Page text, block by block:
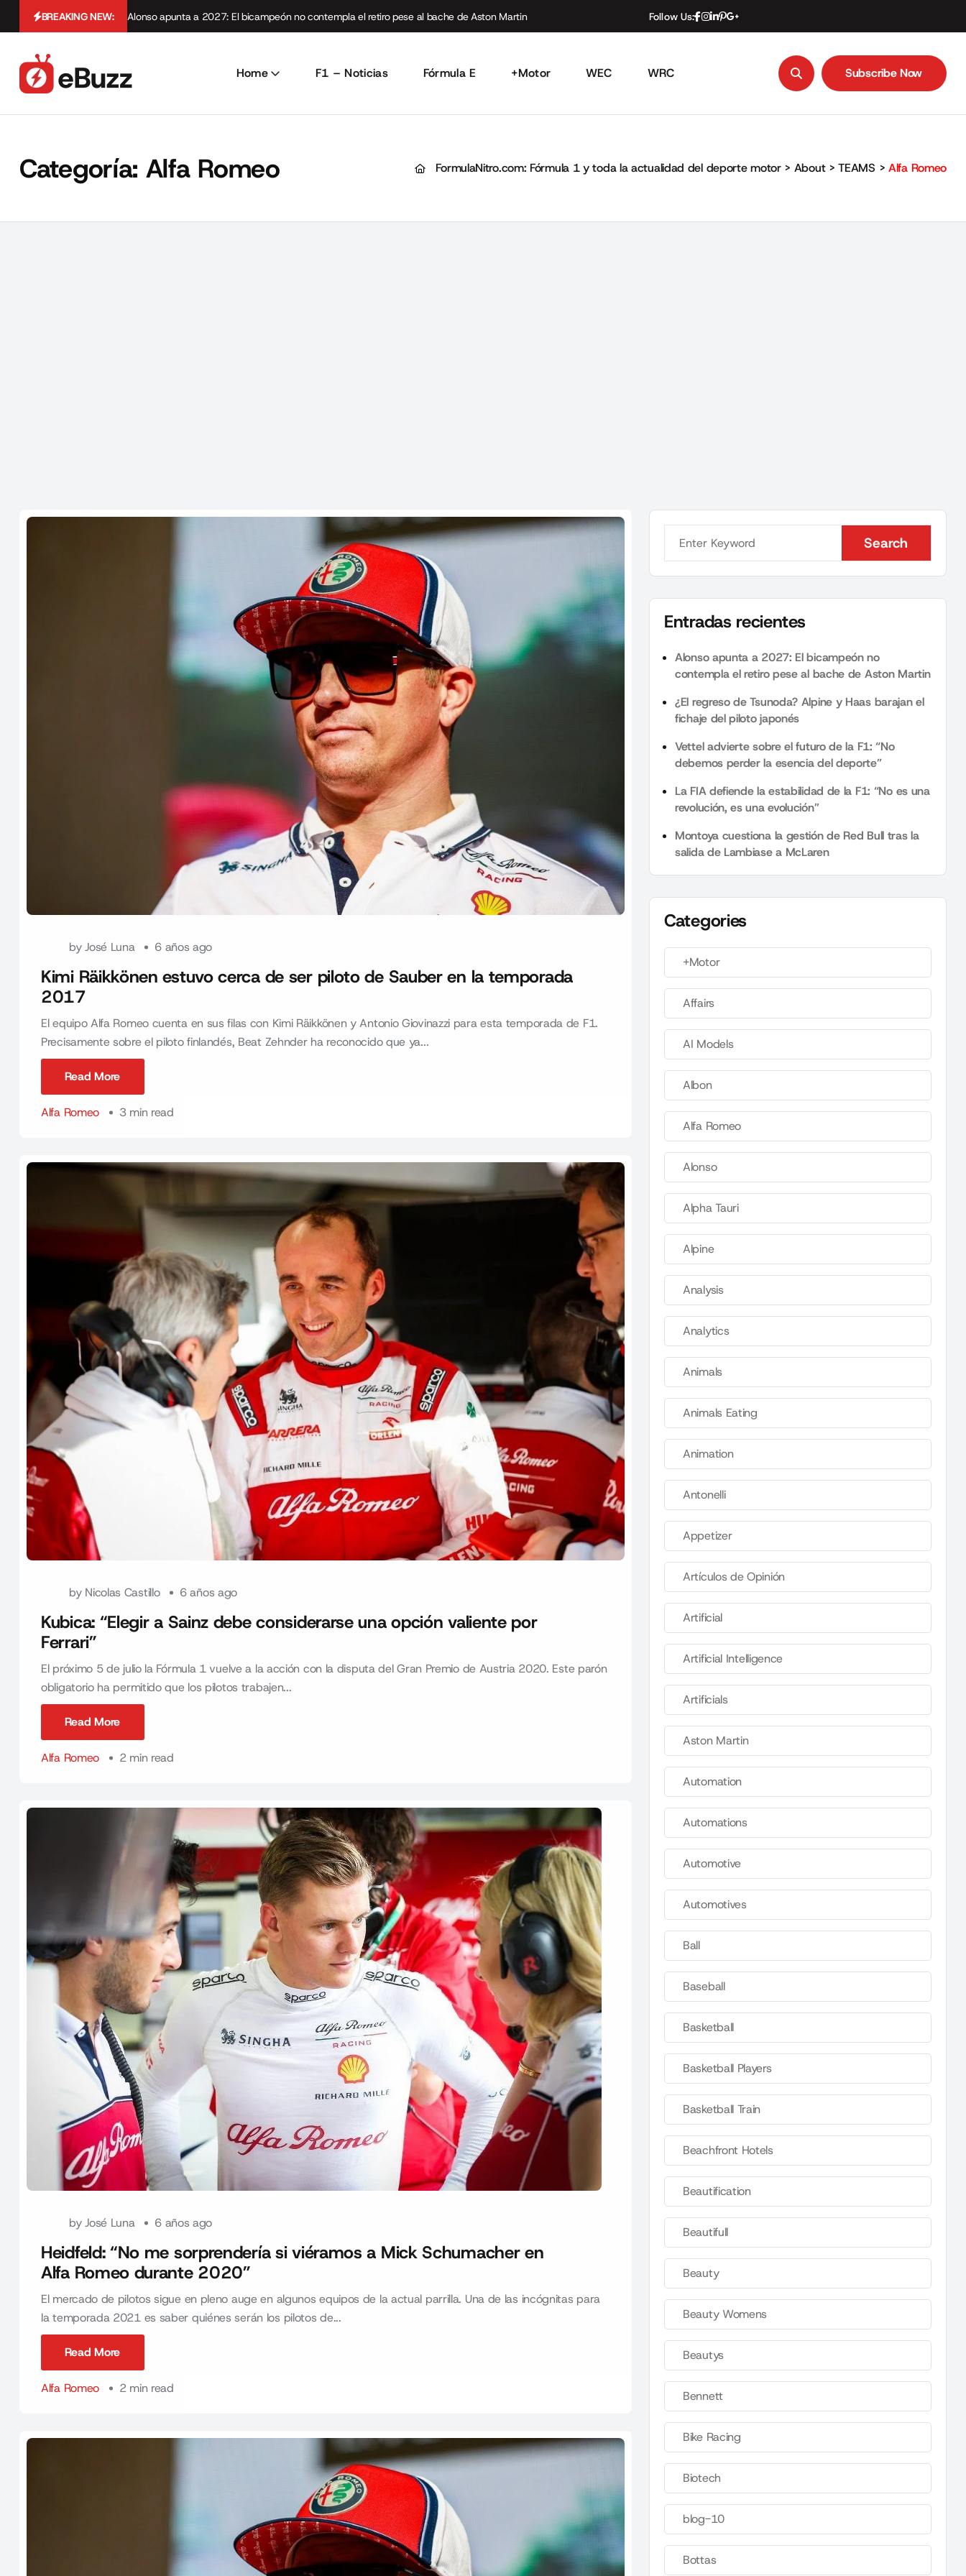
BREAKING NEW: Alonso apunta a 2027: El bicampeón no contempla el retiro pese al bache de Aston Martin Follow Us:
Home F1 – Noticias Fórmula E +Motor WEC WRC Subscribe Now
Categoría: Alfa Romeo FormulaNitro.com: Fórmula 1 y toda la actualidad del deporte motor> About>TEAMS > Alfa Romeo
byJosé Luna 6 años ago
Kimi Räikkönen estuvo cerca de ser piloto de Sauber en la temporada
2017
El equipo Alfa Romeo cuenta en sus filas con Kimi Räikkönen y Antonio Giovinazzi para esta temporada de F1.
Precisamente sobre el piloto finlandés, Beat Zehnder ha reconocido que ya...
Read More
Alfa Romeo
3 min read
by Nicolas Castillo 6 años ago
Kubica: “Elegir a Sainz debe considerarse una opción valiente por
Ferrari”
El próximo 5 de julio la Fórmula 1 vuelve a la acción con la disputa del Gran Premio de Austria 2020. Este parón
obligatorio ha permitido que los pilotos trabajen...
Read More
Alfa Romeo
2 min read
byJosé Luna 6 años ago
Heidfeld: “No me sorprendería si viéramos a Mick Schumacher en
Alfa Romeo durante 2020”
El mercado de pilotos sigue en pleno auge en algunos equipos de la actual parrilla. Una de las incógnitas para
la temporada 2021 es saber quiénes serán los pilotos de...
Read More
Alfa Romeo
2 min read
Search
Search
Entradas recientes
Alonso apunta a 2027: El bicampeón no
contempla el retiro pese al bache de Aston Martin
¿El regreso de Tsunoda? Alpine y Haas barajan el
fichaje del piloto japonés
Vettel advierte sobre el futuro de la F1: “No
debemos perder la esencia del deporte”
La FIA defiende la estabilidad de la F1: “No es una
revolución, es una evolución”
Montoya cuestiona la gestión de Red Bull tras la
salida de Lambiase a McLaren
Categories
+Motor
Affairs
AI Models
Albon
Alfa Romeo
Alonso
Alpha Tauri
Alpine
Analysis
Analytics
Animals
Animals Eating
Animation
Antonelli
Appetizer
Artículos de Opinión
Artificial
Artificial Intelligence
Artificials
Aston Martin
Automation
Automations
Automotive
Automotives
Ball
Baseball
Basketball
Basketball Players
Basketball Train
Beachfront Hotels
Beautification
Beautifull
Beauty
Beauty Womens
Beautys
Bennett
Bike Racing
Biotech
blog-10
Bottas